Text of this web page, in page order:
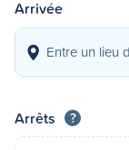
Arrivée
Arrêts ?